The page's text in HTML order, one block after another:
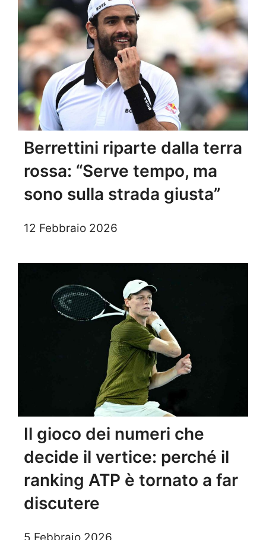
Berrettini riparte dalla terra
rossa: “Serve tempo, ma
sono sulla strada giusta”
12 Febbraio 2026
Il gioco dei numeri che
decide il vertice: perché il
ranking ATP è tornato a far
discutere
5 Febbraio 2026